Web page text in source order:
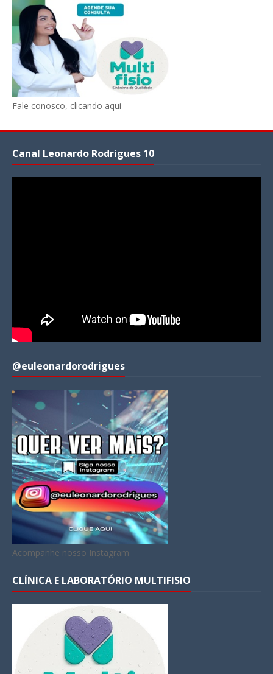
Fale conosco, clicando aqui
Canal Leonardo Rodrigues 10
@euleonardorodrigues
Acompanhe nosso Instagram
CLÍNICA E LABORATÓRIO MULTIFISIO